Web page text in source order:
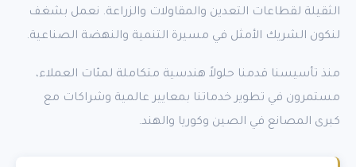
الثقيلة لقطاعات التعدين والمقاولات والزراعة. نعمل بشغف
لنكون الشريك الأمثل في مسيرة التنمية والنهضة الصناعية.
منذ تأسيسنا قدمنا حلولاً هندسية متكاملة لمئات العملاء،
مستمرون في تطوير خدماتنا بمعايير عالمية وشراكات مع
كبرى المصانع في الصين وكوريا والهند.